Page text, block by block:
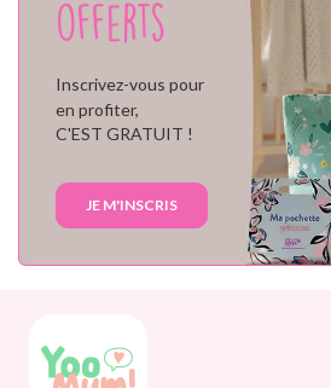
offerts
Inscrivez-vous pour
en profiter,
C'EST GRATUIT !
JE M'INSCRIS